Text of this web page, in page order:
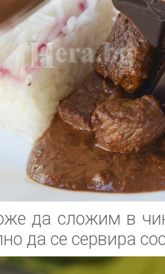
да сложим в
да се сервира